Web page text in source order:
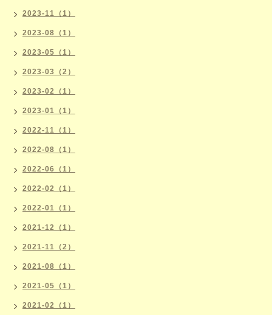
2023-11（1）
2023-08（1）
2023-05（1）
2023-03（2）
2023-02（1）
2023-01（1）
2022-11（1）
2022-08（1）
2022-06（1）
2022-02（1）
2022-01（1）
2021-12（1）
2021-11（2）
2021-08（1）
2021-05（1）
2021-02（1）